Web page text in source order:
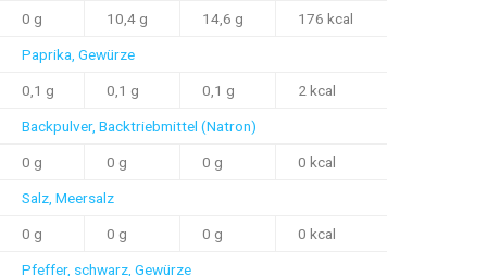
0 g 10,4 g 14,6 g 176 kcal
Paprika, Gewürze
0,1 g 0,1 g 0,1 g 2 kcal
Backpulver, Backtriebmittel (Natron)
0 g 0 g 0 g 0 kcal
Salz, Meersalz
0 g 0 g 0 g 0 kcal
Pfeffer, schwarz, Gewürze